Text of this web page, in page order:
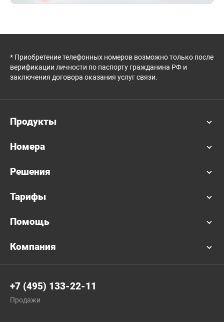
* Приобретение телефонных номеров возможно только после
верификации личности по паспорту гражданина РФ и
заключения договора оказания услуг связи.
Продукты
Номера
Решения
Тарифы
Помощь
Компания
+7 (495) 133-22-11
Продажи